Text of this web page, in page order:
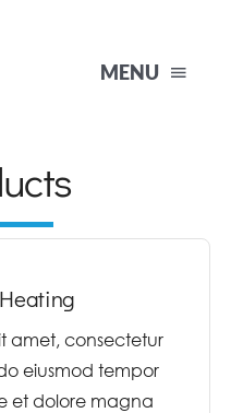
MENU
Us
amet, consectetur
eiusmod tempor
et dolore magna